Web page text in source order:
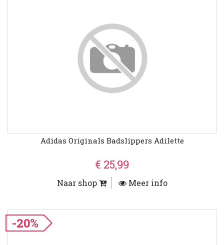
Adidas Originals Badslippers Adilette
€ 25,99
Naar shop Meer info
-20%